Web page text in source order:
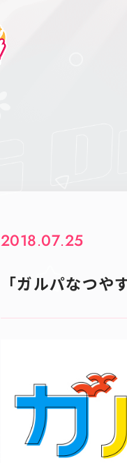
2018.07.25
「ガルパなつ